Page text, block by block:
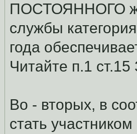
ПОСТОЯННОГО
службы
года
Читайте п.1
Во - вторых, в
стать